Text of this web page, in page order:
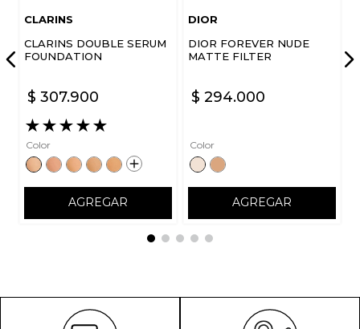
CLARINS
CLARINS DOUBLE SERUM
FOUNDATION
$ 307.900
★★★★★
Color
AGREGAR
DIOR
DIOR FOREVER NUDE
MATTE FILTER
$ 294.000
Color
AGREGAR